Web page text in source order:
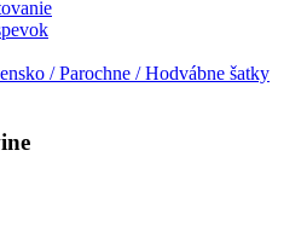
/ Parochne / Hodvábne šatky